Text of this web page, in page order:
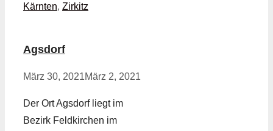
Kärnten, Zirkitz
Agsdorf
März 30, 2021März 2, 2021
Der Ort Agsdorf liegt im
Bezirk Feldkirchen im